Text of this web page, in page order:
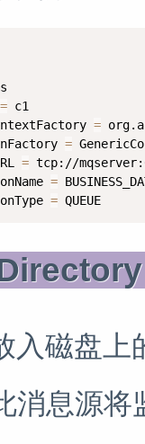
= c1
=
=
= tcp://
=
= QUEUE
磁盘上
消息源